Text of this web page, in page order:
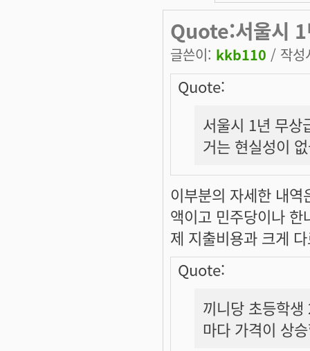
Quote:서울시
글쓴이: kkb110 / 작
Quote:
서울시 1년 무
거는 현실성이
이부분의 자세한 내
액이고 민주당이나
제 지출비용과 크게
Quote:
끼니당 초등학
마다 가격이 상